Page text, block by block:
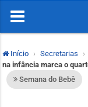
Início Secretarias
na infância marca o
Semana do Bebê